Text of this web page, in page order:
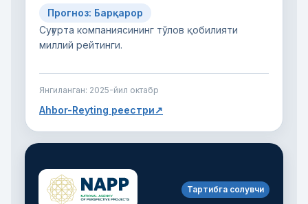
Прогноз: Барқарор
Суғурта компаниясининг тўлов қобилияти
миллий рейтинги.
Янгиланган: 2025-йил октабр
Ahbor-Reyting реестри↗
Тартибга солувчи